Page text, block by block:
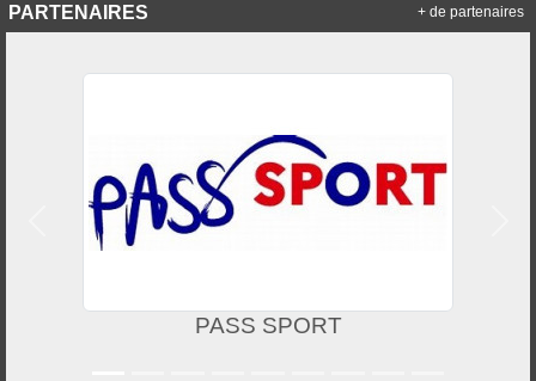
PARTENAIRES
PASS SPORT
Précedent
+ de partenaires